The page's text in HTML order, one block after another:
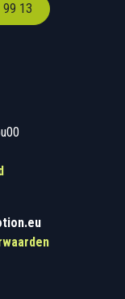
13
- 16u00